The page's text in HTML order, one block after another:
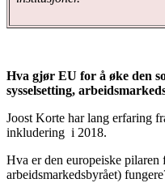
Hva gjør EU for å øke den
sysselsetting,
Joost Korte har lang erfaring
inkludering i 2018.
Hva er den europeiske
arbeidsmarkedsbyrået)